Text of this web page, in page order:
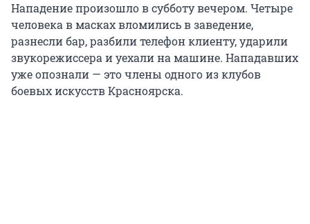
Нападение произошло в субботу вечером. Четыре
человека в масках вломились в заведение,
разнесли бар, разбили телефон клиенту, ударили
звукорежиссера и уехали на машине. Нападавших
уже опознали — это члены одного из клубов
боевых искусств Красноярска.